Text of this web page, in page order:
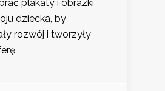
plakaty i obrazki
dziecka, by
rozwój i tworzyły